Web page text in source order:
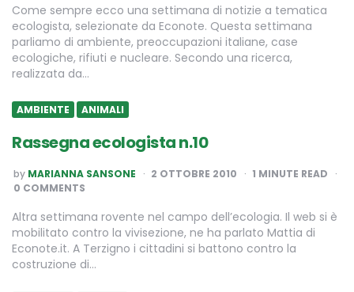
Come sempre ecco una settimana di notizie a tematica
ecologista, selezionate da Econote. Questa settimana
parliamo di ambiente, preoccupazioni italiane, case
ecologiche, rifiuti e nucleare. Secondo una ricerca,
realizzata da…
AMBIENTE ANIMALI
Rassegna ecologista n.10
POSTED
BY
by MARIANNA SANSONE 2 OTTOBRE 2010 1 MINUTE READ
0 COMMENTS
Altra settimana rovente nel campo dell’ecologia. Il web si è
mobilitato contro la vivisezione, ne ha parlato Mattia di
Econote.it. A Terzigno i cittadini si battono contro la
costruzione di…